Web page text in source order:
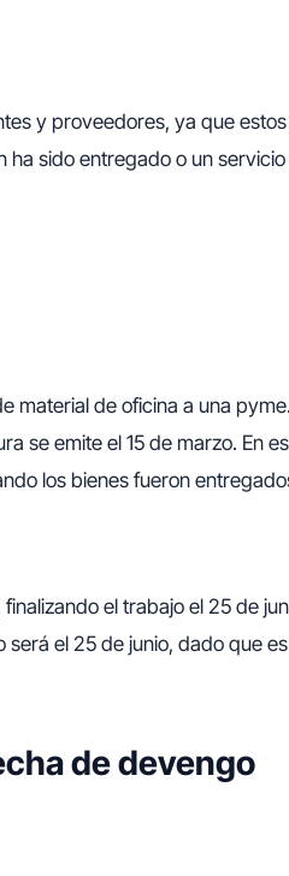
y proveedores, ya que
sido entregado o un
material de oficina a una
se emite el 15 de marzo. En
los bienes fueron
el trabajo el 25 de
el 25 de junio, dado que
de devengo